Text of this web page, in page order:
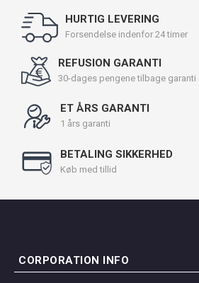
HURTIG LEVERING
Forsendelse indenfor 24 timer
REFUSION GARANTI
30-dages pengene tilbage garanti
ET ÅRS GARANTI
1 års garanti
BETALING SIKKERHED
Køb med tillid
CORPORATION INFO